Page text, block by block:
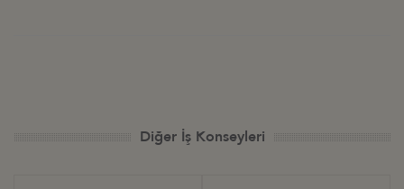
Diğer İş Konseyleri